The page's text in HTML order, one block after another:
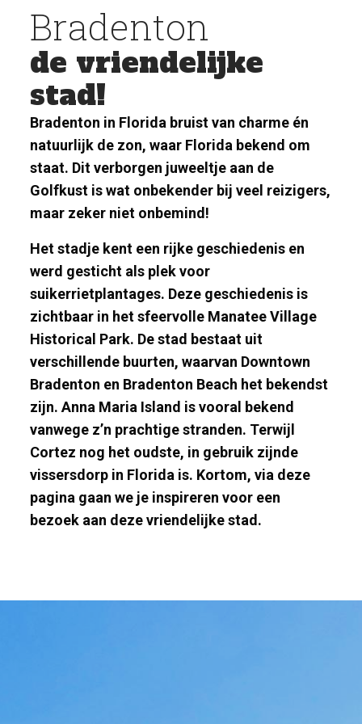
Bradenton
de vriendelijke
stad!
Bradenton in Florida bruist van charme én
natuurlijk de zon, waar Florida bekend om
staat. Dit verborgen juweeltje aan de
Golfkust is wat onbekender bij veel reizigers,
maar zeker niet onbemind!
Het stadje kent een rijke geschiedenis en
werd gesticht als plek voor
suikerrietplantages. Deze geschiedenis is
zichtbaar in het sfeervolle Manatee Village
Historical Park. De stad bestaat uit
verschillende buurten, waarvan Downtown
Bradenton en Bradenton Beach het bekendst
zijn. Anna Maria Island is vooral bekend
vanwege z’n prachtige stranden. Terwijl
Cortez nog het oudste, in gebruik zijnde
vissersdorp in Florida is. Kortom, via deze
pagina gaan we je inspireren voor een
bezoek aan deze vriendelijke stad.